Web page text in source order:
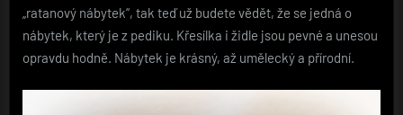
„ratanový nábytek“, tak teď už budete vědět, že se jedná o
nábytek, který je z pediku. Křesílka i židle jsou pevné a unesou
opravdu hodně. Nábytek je krásný, až umělecký a přírodní.